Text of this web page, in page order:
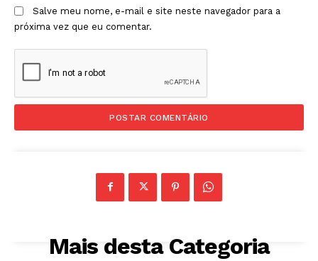
Salve meu nome, e-mail e site neste navegador para a
próxima vez que eu comentar.
Mais desta Categoria